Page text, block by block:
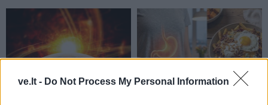
ve.lt - Do Not Process My Personal Information